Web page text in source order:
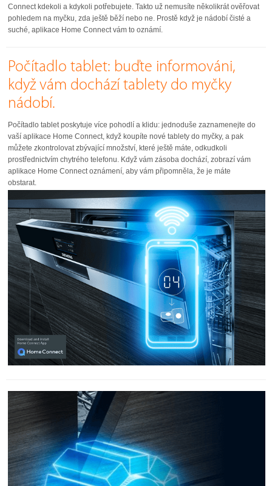
Connect kdekoli a kdykoli potřebujete. Takto už nemusíte několikrát ověřovat
pohledem na myčku, zda ještě běží nebo ne. Prostě když je nádobí čisté a
suché, aplikace Home Connect vám to oznámí.
Počítadlo tablet: buďte informováni,
když vám dochází tablety do myčky
nádobí.
Počítadlo tablet poskytuje více pohodlí a klidu: jednoduše zaznamenejte do
vaší aplikace Home Connect, když koupíte nové tablety do myčky, a pak
můžete zkontrolovat zbývající množství, které ještě máte, odkudkoli
prostřednictvím chytrého telefonu. Když vám zásoba dochází, zobrazí vám
aplikace Home Connect oznámení, aby vám připomněla, že je máte
obstarat.